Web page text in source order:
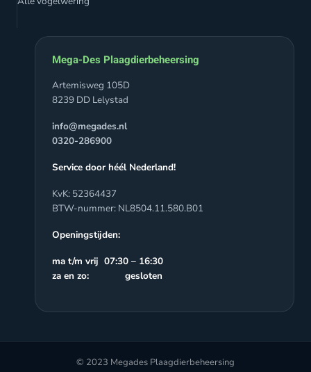
Mega-Des Plaagdierbeheersing
Artemisweg 105D
8239 DD Lelystad
info@megades.nl
0320-286900
Service door héél Nederland!
KvK: 52364437
BTW-nummer: NL8504.11.580.B01
Openingstijden:
ma t/m vrij 07:30 – 16:30
za en zo: gesloten
© 2023 Megades Plaagdierbeheersing